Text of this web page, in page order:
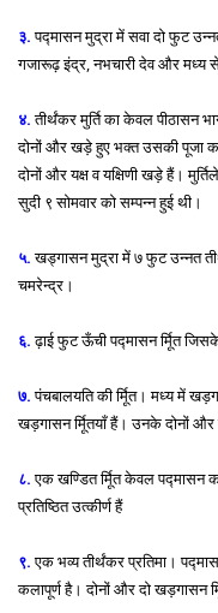
३. पद्मासन मुद्रा में सवा दो फुट
गजारूढ़ इंद्र, नभचारी देव और मध्य
४. तीर्थंकर मुर्ति का केवल पीठासन
दोनों और खड़े हुए भक्त उसकी पूजा
दोनों और यक्ष व यक्षिणी खड़े हैं।
सुदी ९ सोमवार को सम्पन्न हुई थी।
५. खड्गासन मुद्रा में ७ फुट उन्नत
चमरेन्द्र।
६.ढ़ाई फुट ऊँची पद्मासन र्मूित
७. पंचबालयति की र्मूित। मध्य में
खड़गासन र्मूितयाँ हैं। उनके दोनों
८. एक खण्डित र्मूित केवल पद्मासन
प्रतिष्ठित उत्कीर्ण हैं
९.एक भव्य तीर्थंकर प्रतिमा।
कलापूर्ण है। दोनों और दो खड़गासन